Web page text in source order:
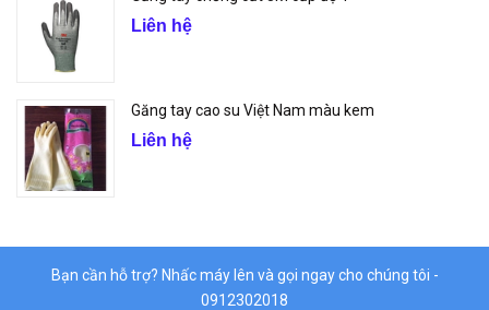
Liên hệ
Găng tay cao su Việt Nam màu kem
Liên hệ
Bạn cần hỗ trợ? Nhấc máy lên và gọi ngay cho chúng tôi -
0912302018